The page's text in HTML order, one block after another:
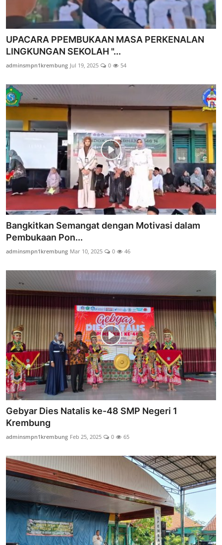
UPACARA PPEMBUKAAN MASA PERKENALAN
LINGKUNGAN SEKOLAH "...
adminsmpn1krembung Jul 19, 2025 0 54
Bangkitkan Semangat dengan Motivasi dalam
Pembukaan Pon...
adminsmpn1krembung Mar 10, 2025 0 46
Gebyar Dies Natalis ke-48 SMP Negeri 1
Krembung
adminsmpn1krembung Feb 25, 2025 0 65